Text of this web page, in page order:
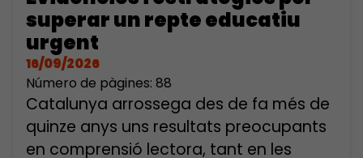
superar un repte educatiu
urgent
16/09/2026
Número de pàgines: 88
Catalunya arrossega des de fa més de
quinze anys uns resultats preocupants
en comprensió lectora, tant en les